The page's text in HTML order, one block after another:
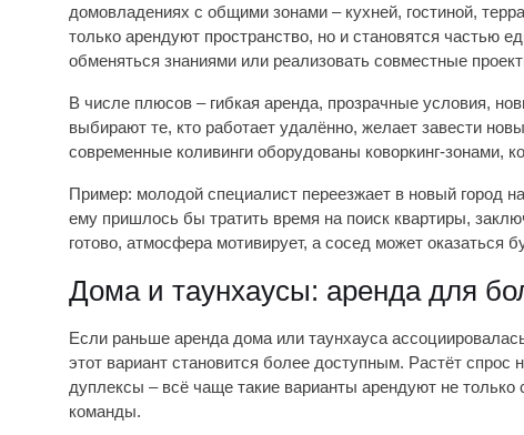
домовладениях с общими зонами – кухней, гостиной,
только арендуют пространство, но и становятся частью
обменяться знаниями или реализовать совместные
В числе плюсов – гибкая аренда, прозрачные условия,
выбирают те, кто работает удалённо, желает завести
современные коливинги оборудованы коворкинг-зонами,
Пример: молодой специалист переезжает в новый город
ему пришлось бы тратить время на поиск квартиры,
готово, атмосфера мотивирует, а сосед может оказаться
Дома и таунхаусы: аренда для
Если раньше аренда дома или таунхауса
этот вариант становится более доступным. Растёт
дуплексы – всё чаще такие варианты арендуют не
команды.